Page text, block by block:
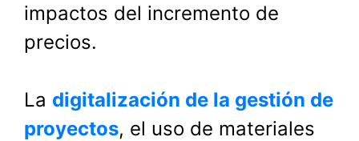
impactos del incremento de
precios.
La digitalización de la gestión de
proyectos, el uso de materiales